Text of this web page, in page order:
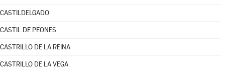
CASTILDELGADO
CASTIL DE PEONES
CASTRILLO DE LA REINA
CASTRILLO DE LA VEGA